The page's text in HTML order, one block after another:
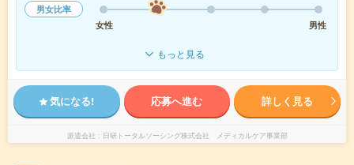
男女比率
女性
男性
もっと見る
気になる! 応募へ進む 詳しく見る
派遣会社 日研トータルソーシング株式会社 メディカルケア事業部